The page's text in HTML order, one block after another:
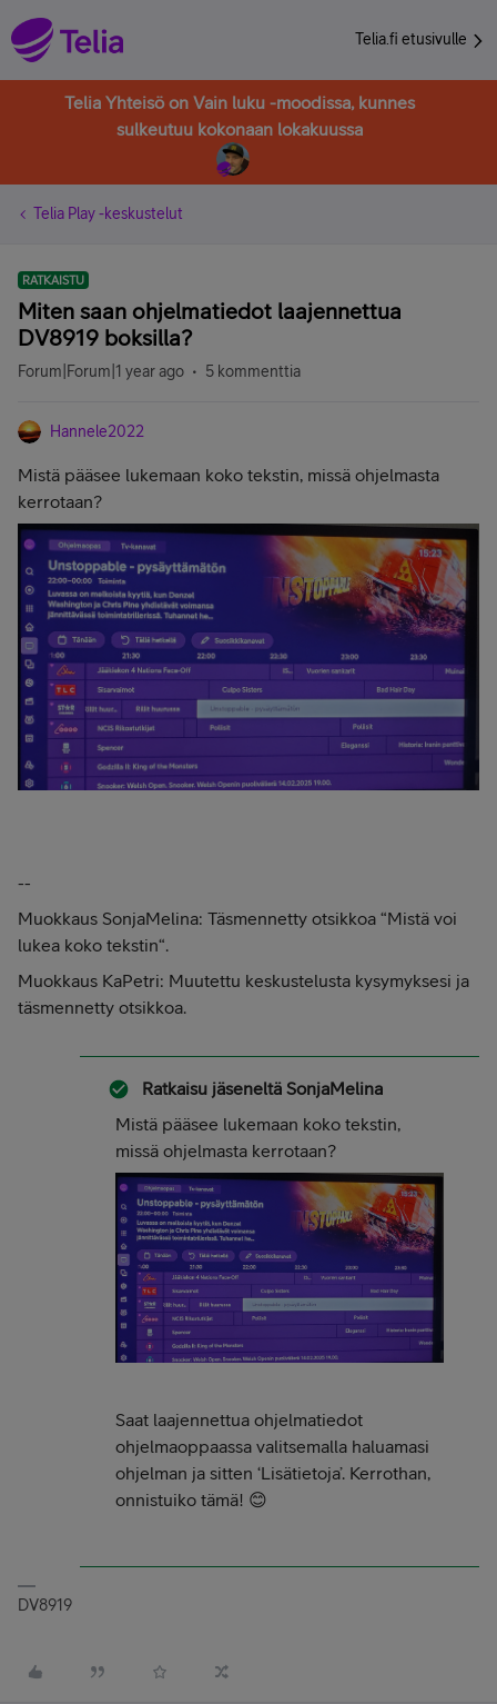
Telia.fi etusivulle
Telia Yhteisö on Vain luku -moodissa, kunnes
sulkeutuu kokonaan lokakuussa
Telia Play -keskustelut
RATKAISTU
Miten saan ohjelmatiedot laajennettua
DV8919 boksilla?
Forum|Forum|1 year ago 5 kommenttia
Hannele2022
Mistä pääsee lukemaan koko tekstin, missä ohjelmasta
kerrotaan?
--
Muokkaus SonjaMelina: Täsmennetty otsikkoa “Mistä voi
lukea koko tekstin“.
Muokkaus KaPetri: Muutettu keskustelusta kysymyksesi ja
täsmennetty otsikkoa.
Ratkaisu jäseneltä SonjaMelina
Mistä pääsee lukemaan koko tekstin,
missä ohjelmasta kerrotaan?
Saat laajennettua ohjelmatiedot
ohjelmaoppaassa valitsemalla haluamasi
ohjelman ja sitten ‘Lisätietoja’. Kerrothan,
onnistuiko tämä! 😊
DV8919